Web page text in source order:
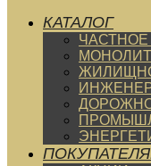
КАТАЛОГ